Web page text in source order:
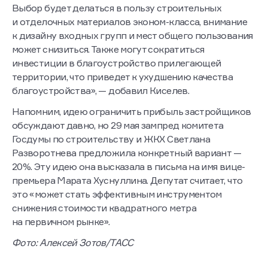
Выбор будет делаться в пользу строительных
и отделочных материалов эконом-класса, внимание
к дизайну входных групп и мест общего пользования
может снизиться. Также могут сократиться
инвестиции в благоустройство прилегающей
территории, что приведет к ухудшению качества
благоустройства», — добавил Киселев.
Напомним, идею ограничить прибыль застройщиков
обсуждают давно, но 29 мая зампред комитета
Госдумы по строительству и ЖКХ Светлана
Разворотнева предложила конкретный вариант —
20%. Эту идею она высказала в письма на имя вице-
премьера Марата Хуснуллина. Депутат считает, что
это «может стать эффективным инструментом
снижения стоимости квадратного метра
на первичном рынке».
Фото: Алексей Зотов/ТАСС